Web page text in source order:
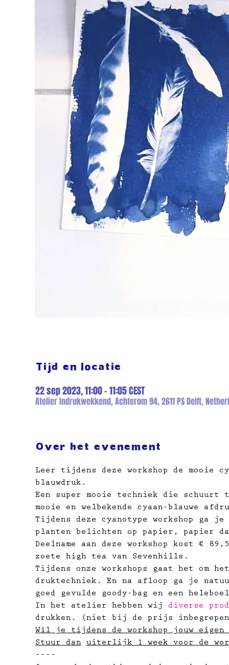
Tijd en locatie
22 sep 2023, 11:00 – 11:05 CEST
Atelier Indrukwekkend, Achterom 94, 2611 PS Delft,
Over het evenement
Leer tijdens deze workshop de mooie
blauwdruk.
Een super mooie techniek die
mooie en welbekende cyaan-blauwe
Tijdens deze cyanotype workshop ga
planten belichten op papier, papier
Deelname aan deze workshop kost €
zoete high tea van Sevenhills.
Tijdens onze workshops gaat het om
druktechniek. En na afloop ga je
goed gevulde goody-bag en een
In het atelier hebben wij diverse
drukken. (niet bij de prijs
Wil je tijdens de workshop jouw
Stuur dan
uiterlijk 1 week voor de
----